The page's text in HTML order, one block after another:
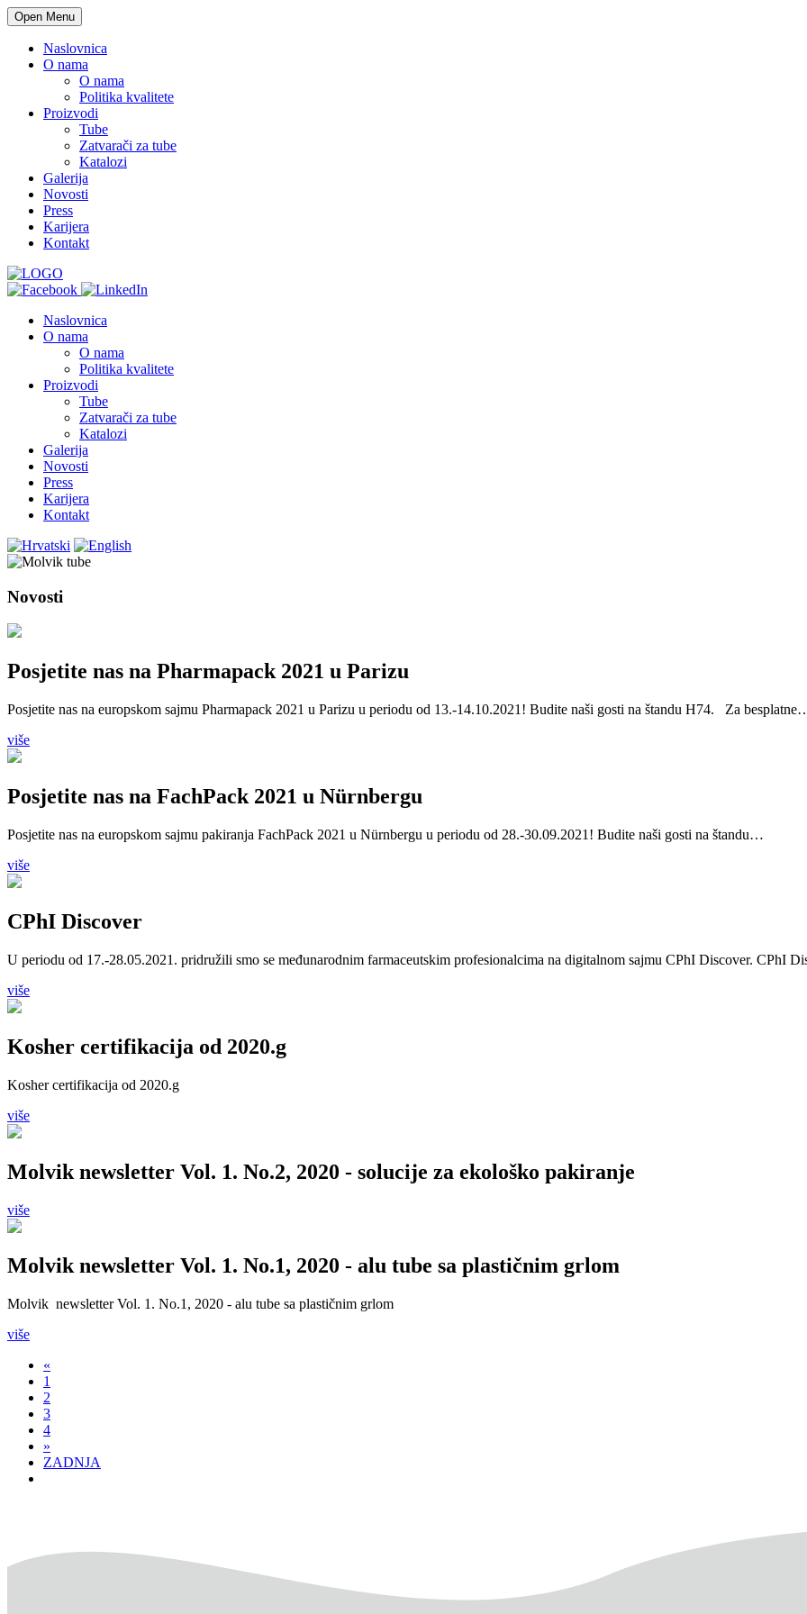
Open Menu
Naslovnica
O nama
O nama
Politika kvalitete
Proizvodi
Tube
Zatvarači za tube
Katalozi
Galerija
Novosti
Press
Karijera
Kontakt
Naslovnica
O nama
O nama
Politika kvalitete
Proizvodi
Tube
Zatvarači za tube
Katalozi
Galerija
Novosti
Press
Karijera
Kontakt
Novosti
Posjetite nas na Pharmapack 2021 u Parizu
Posjetite nas na europskom sajmu Pharmapack 2021 u Parizu u periodu od 13.-14.10.2021! Budite naši gosti na štandu H74. Za
više
Posjetite nas na FachPack 2021 u Nürnbergu
Posjetite nas na europskom sajmu pakiranja FachPack 2021 u Nürnbergu u periodu od 28.-30.09.2021! Budite naši gosti na štandu…
više
CPhI Discover
U periodu od 17.-28.05.2021. pridružili smo se međunarodnim farmaceutskim profesionalcima na digitalnom sajmu CPhI Discover. CPhI
više
Kosher certifikacija od 2020.g
Kosher certifikacija od 2020.g
više
Molvik newsletter Vol. 1. No.2, 2020 - solucije za ekološko pakiranje
više
Molvik newsletter Vol. 1. No.1, 2020 - alu tube sa plastičnim grlom
Molvik newsletter Vol. 1. No.1, 2020 - alu tube sa plastičnim grlom
više
«
1
2
3
4
»
ZADNJA